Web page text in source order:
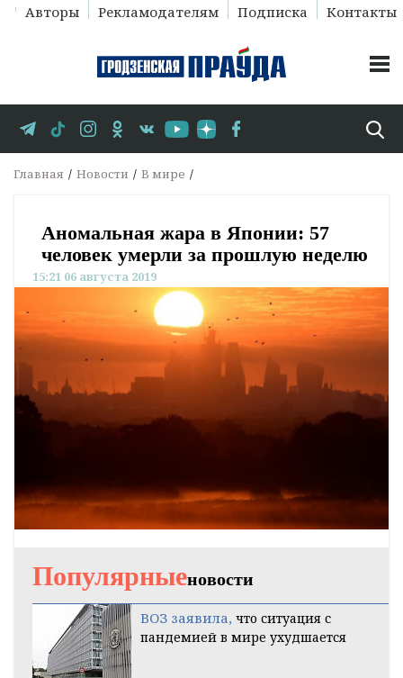
Авторы Рекламодателям Подписка Контакты
Главная Новости В мире
Аномальная жара в Японии: 57
человек умерли за прошлую неделю
15:21 06 августа 2019
Популярныеновости
ВОЗ заявила, что ситуация с
пандемией в мире ухудшается